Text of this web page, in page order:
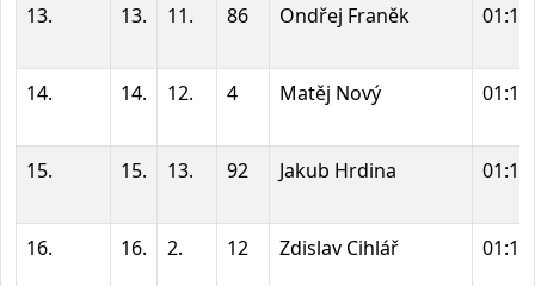
13. 13. 11. 86 Ondřej Franěk
14. 14. 12. 4 Matěj Nový
15. 15. 13. 92 Jakub Hrdina
16. 16. 2. 12 Zdislav Cihlář